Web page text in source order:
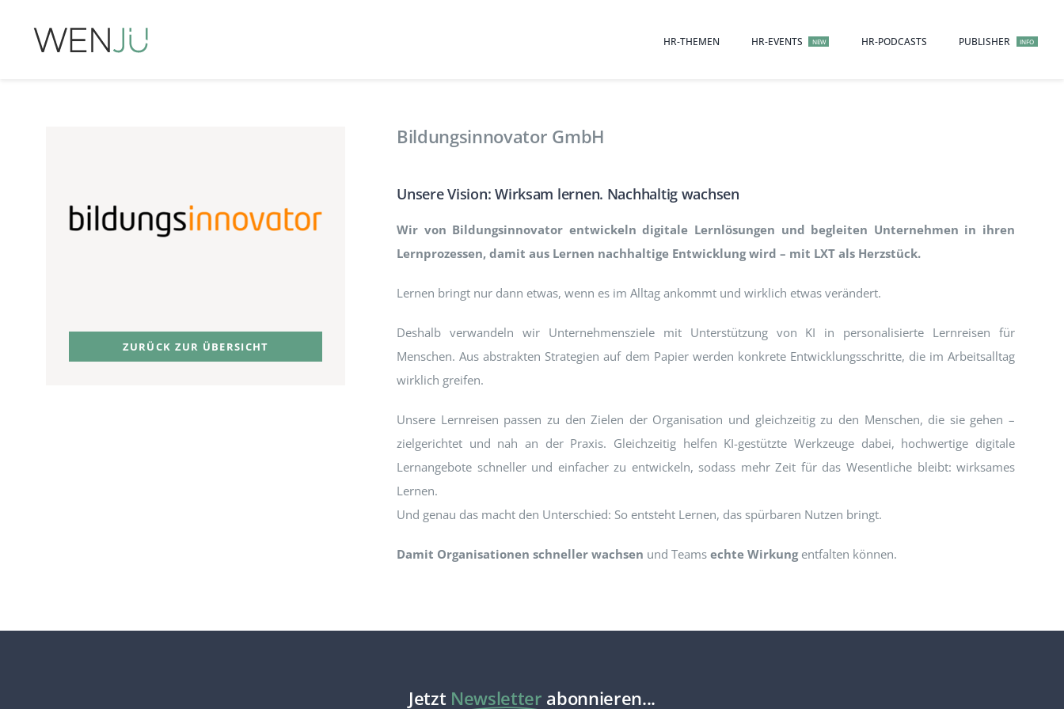
HR-THEMEN HR-EVENTS NEW HR-PODCASTS PUBLISHER INFO
ZURÜCK ZUR ÜBERSICHT
Bildungsinnovator GmbH
Unsere Vision: Wirksam lernen. Nachhaltig wachsen
Wir von Bildungsinnovator entwickeln digitale Lernlösungen und begleiten Unternehmen in ihren
Lernprozessen, damit aus Lernen nachhaltige Entwicklung wird – mit LXT als Herzstück.
Lernen bringt nur dann etwas, wenn es im Alltag ankommt und wirklich etwas verändert.
Deshalb verwandeln wir Unternehmensziele mit Unterstützung von KI in personalisierte Lernreisen für
Menschen. Aus abstrakten Strategien auf dem Papier werden konkrete Entwicklungsschritte, die im Arbeitsalltag
wirklich greifen.
Unsere Lernreisen passen zu den Zielen der Organisation und gleichzeitig zu den Menschen, die sie gehen –
zielgerichtet und nah an der Praxis. Gleichzeitig helfen KI-gestützte Werkzeuge dabei, hochwertige digitale
Lernangebote schneller und einfacher zu entwickeln, sodass mehr Zeit für das Wesentliche bleibt: wirksames
Lernen.
Und genau das macht den Unterschied: So entsteht Lernen, das spürbaren Nutzen bringt.
Damit Organisationen schneller wachsen und Teamsechte Wirkungentfalten können.
Jetzt Newsletter abonnieren...